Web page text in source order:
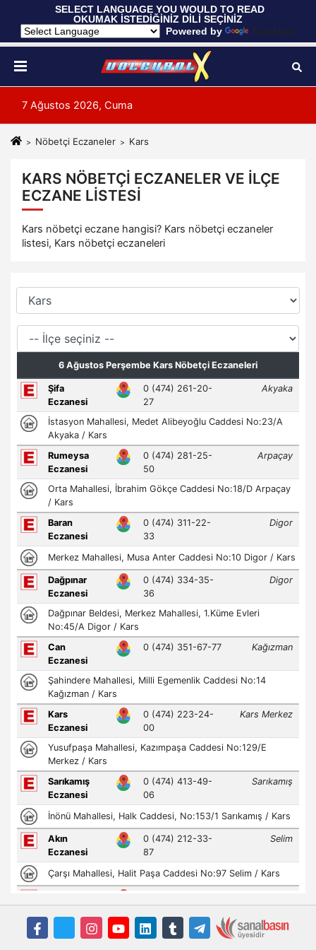
SELECT LANGUAGE YOU WOULD TO READ
OKUMAK İSTEDİĞİNİZ DİLİ SEÇİNİZ
Powered by
Translate
7 Ağustos 2026, Cuma
Nöbetçi Eczaneler Kars
KARS NÖBETÇI ECZANELER VE İLÇE
ECZANE LISTESI
Kars nöbetçi eczane hangisi? Kars nöbetçi eczaneler
listesi, Kars nöbetçi eczaneleri